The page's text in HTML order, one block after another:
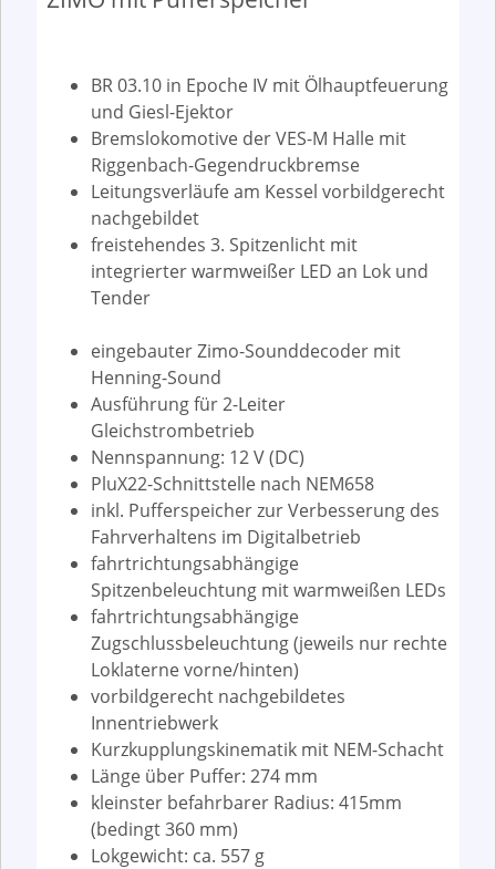
BR 03.10 in Epoche IV mit Ölhauptfeuerung
und Giesl-Ejektor
Bremslokomotive der VES-M Halle mit
Riggenbach-Gegendruckbremse
Leitungsverläufe am Kessel vorbildgerecht
nachgebildet
freistehendes 3. Spitzenlicht mit
integrierter warmweißer LED an Lok und
Tender
eingebauter Zimo-Sounddecoder mit
Henning-Sound
Ausführung für 2-Leiter
Gleichstrombetrieb
Nennspannung: 12 V (DC)
PluX22-Schnittstelle nach NEM658
inkl. Pufferspeicher zur Verbesserung des
Fahrverhaltens im Digitalbetrieb
fahrtrichtungsabhängige
Spitzenbeleuchtung mit warmweißen LEDs
fahrtrichtungsabhängige
Zugschlussbeleuchtung (jeweils nur rechte
Loklaterne vorne/hinten)
vorbildgerecht nachgebildetes
Innentriebwerk
Kurzkupplungskinematik mit NEM-Schacht
Länge über Puffer: 274 mm
kleinster befahrbarer Radius: 415mm
(bedingt 360 mm)
Lokgewicht: ca. 557 g